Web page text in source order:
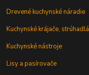
Drevené kuchynské náradie
Kuchynské krájače, strúhadlá
Kuchynské nástroje
Lisy a pasírovače